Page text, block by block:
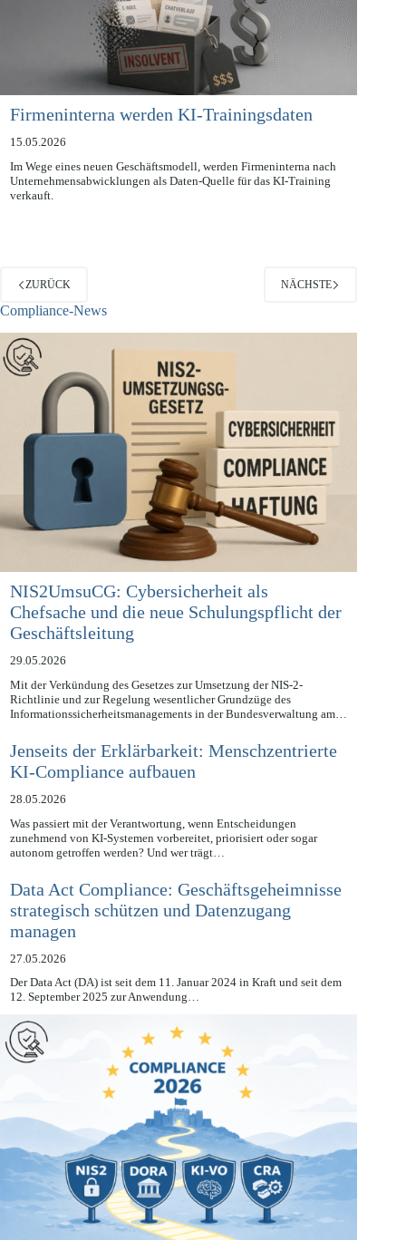
Firmeninterna werden KI-Trainingsdaten
15.05.2026
Im Wege eines neuen Geschäftsmodell, werden Firmeninterna nach
Unternehmensabwicklungen als Daten-Quelle für das KI-Training
ZURÜCK
Compliance-News
NIS2UmsuCG: Cybersicherheit als
Chefsache und die neue Schulungspflicht der
Geschäftsleitung
29.05.2026
Mit der Verkündung des Gesetzes zur Umsetzung der NIS-2-
Richtlinie und zur Regelung wesentlicher Grundzüge des
Jenseits der Erklärbarkeit: Menschzentrierte
KI-Compliance aufbauen
28.05.2026
Was passiert mit der Verantwortung, wenn Entscheidungen
zunehmend von KI-Systemen vorbereitet, priorisiert oder sogar
Data Act Compliance: Geschäftsgeheimnisse
strategisch schützen und Datenzugang
managen
27.05.2026
Der Data Act (DA) ist seit dem 11. Januar 2024 in Kraft und seit dem
12. September 2025 zur Anwendung…